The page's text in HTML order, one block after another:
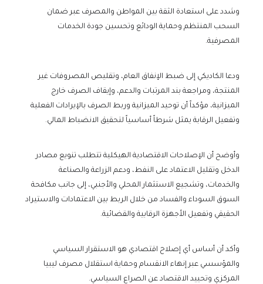
وشدد على استعادة الثقة بين المواطن والمصرف عبر ضمان
السحب المنتظم وحماية الودائع وتحسين جودة الخدمات
المصرفية.
ودعا الكاديكي إلى ضبط الإنفاق العام، وتقليص المصروفات غير
المنتجة، ومراجعة بند المرتبات والدعم، وإيقاف الصرف خارج
الميزانية، مؤكداً أن توحيد الميزانية وربط الصرف بالإيرادات الفعلية
وتفعيل الرقابة يمثل شرطاً أساسياً لتحقيق الانضباط المالي.
وأوضح أن الإصلاحات الاقتصادية الهيكلية تتطلب تنويع مصادر
الدخل وتقليل الاعتماد على النفط، ودعم الزراعة والصناعة
والخدمات، وتشجيع الاستثمار المحلي والأجنبي، إلى جانب مكافحة
السوق السوداء والفساد من خلال الربط بين الاعتمادات والاستيراد
الحقيقي وتفعيل الأجهزة الرقابية والقضائية.
وأكد أن أساس أي إصلاح اقتصادي هو الاستقرار السياسي
والمؤسسي عبر إنهاء الانقسام وحماية استقلال مصرف ليبيا
المركزي وتحييد الاقتصاد عن الصراع السياسي.